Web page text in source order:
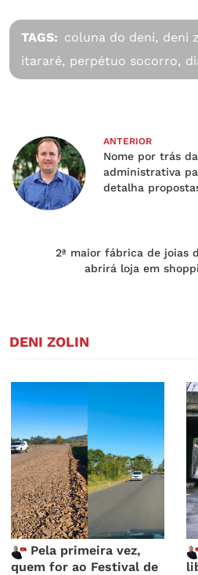
TAGS: coluna do deni, deni
itararé, perpétuo socorro,
ANTERIOR
Nome por trás
administrativa
detalha
2ª maior fábrica de joias
abrirá loja em
DENI ZOLIN
Pela primeira vez,
quem for ao Festival de